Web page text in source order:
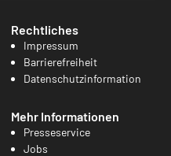
Rechtliches
Impressum
Barrierefreiheit
Datenschutzinformation
Mehr Informationen
Presseservice
Jobs